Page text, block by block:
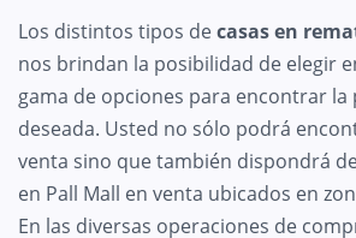
Los distintos tipos decasas en
nos brindan la posibilidad de elegir
gama de opciones para encontrar la
deseada. Usted no sólo podrá
venta sino que también dispondrá
en Pall Mall en venta ubicados en
En las diversas operaciones de